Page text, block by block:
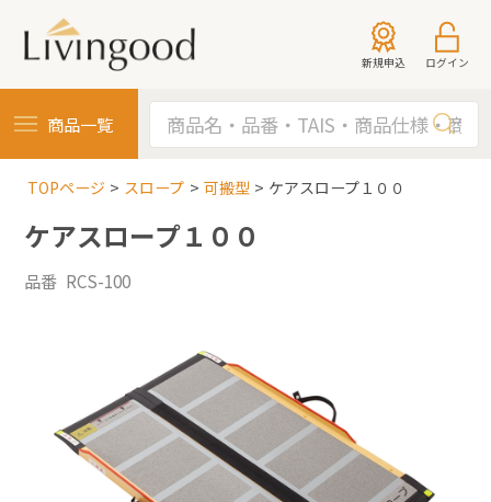
新規申込 ログイン
商品一覧
TOPページ スロープ 可搬型 ケアスロープ１００
ケアスロープ１００
品番 RCS-100